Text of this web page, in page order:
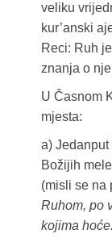
veliku
kur’anski
Reci: Ruh
znanja o
U Časnom
mjesta:
a)
Božijih
(misli se na
Ruhom, po
kojima hoće.